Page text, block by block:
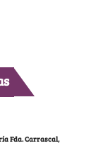
Fda. Carrascal,